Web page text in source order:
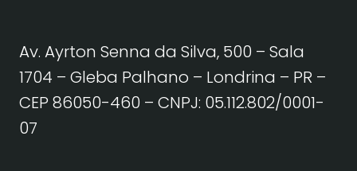
Av. Ayrton Senna da Silva, 500 – Sala
1704 – Gleba Palhano – Londrina – PR –
CEP 86050-460 – CNPJ: 05.112.802/0001-
07